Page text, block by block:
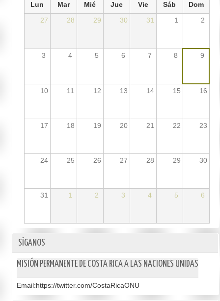
Lun Mar Mié Jue Vie Sáb
Dom
27
28 29 30 31 1 2
3 4 5 6 7 8 9
10 11 12 13 14 15 16
17 18 19 20 21 22 23
24 25 26 27 28 29 30
31 1 2 3 4 5 6
SÍGANOS
MISIÓN PERMANENTE DE COSTA RICA A LAS NACIONES UNIDAS
Email:https://twitter.com/CostaRicaONU